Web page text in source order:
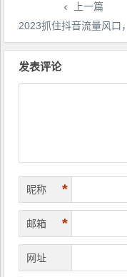
上一篇
2023抓住抖音流量风口，线下餐饮店如何做抖音同城直播给餐饮店引流
文
发表评论
昵称 *
邮箱 *
网址